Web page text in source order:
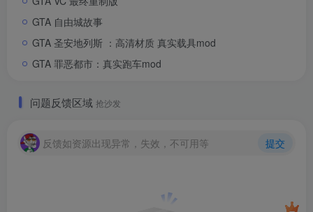
GTA 自由城故事
GTA 圣安地列斯 ：高清材质 真实载具mod
GTA 罪恶都市：真实跑车mod
问题反馈区域 抢沙发
反馈如资源出现异常，失效，不可用等 提交